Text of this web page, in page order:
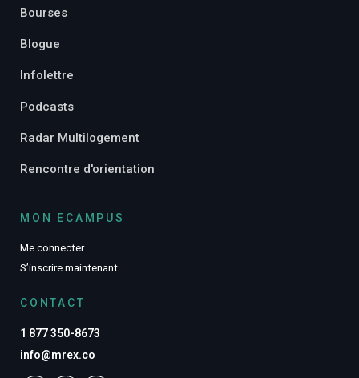
Bourses
Blogue
Infolettre
Podcasts
Radar Multilogement
Rencontre d'orientation
MON ECAMPUS
Me connecter
S’inscrire maintenant
CONTACT
1 877 350-8673
info@mrex.co